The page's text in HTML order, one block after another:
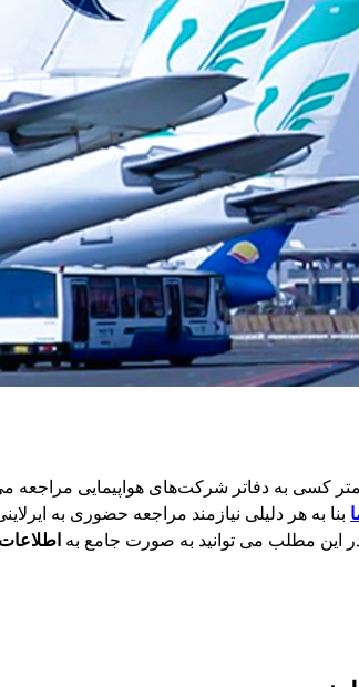
کسی به دفاتر شرکت‌های هواپیمایی مراجعه
بنا به هر دلیلی نیازمند مراجعه حضوری به
این مطلب می توانید به صورت جامع به